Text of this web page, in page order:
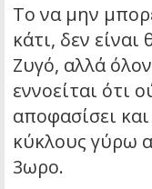
Το να μην
κάτι, δεν
Ζυγό, αλλά
εννοείται ότι
αποφασίσει
κύκλους γύρω
3ωρο.